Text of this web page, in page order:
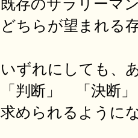
既存のサラリーマ
どちらが望まれる
いずれにしても、
「判断」 「決断
求められるように